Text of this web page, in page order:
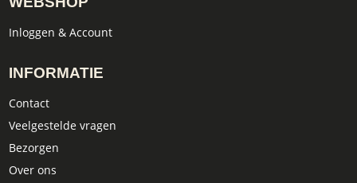
Inloggen & Account
INFORMATIE
Contact
Veelgestelde vragen
Bezorgen
Over ons